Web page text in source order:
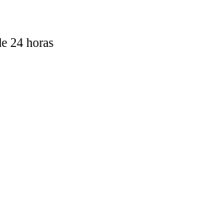
24 horas